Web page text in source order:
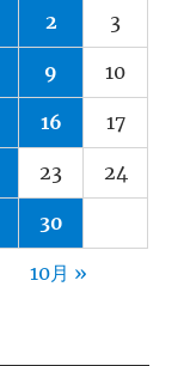
2 3
9 10
16 17
23 24
30
10月 »